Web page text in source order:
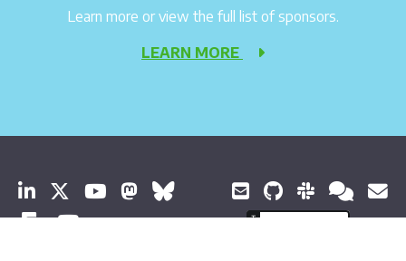
Learn more or view the full list of sponsors.
LEARN MORE